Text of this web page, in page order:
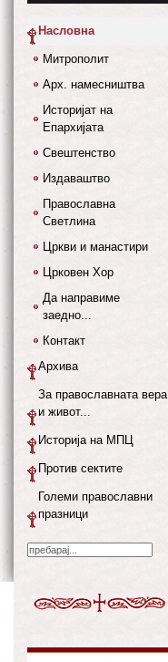
Насловна
Митрополит
Арх. намесништва
Историјат на
Епархијата
Свештенство
Издаваштво
Православна
Светлина
Цркви и манастири
Црковен Хор
Да направиме
заедно...
Контакт
Архива
За православната вера
и живот...
Историја на МПЦ
Против сектите
Големи православни
празници